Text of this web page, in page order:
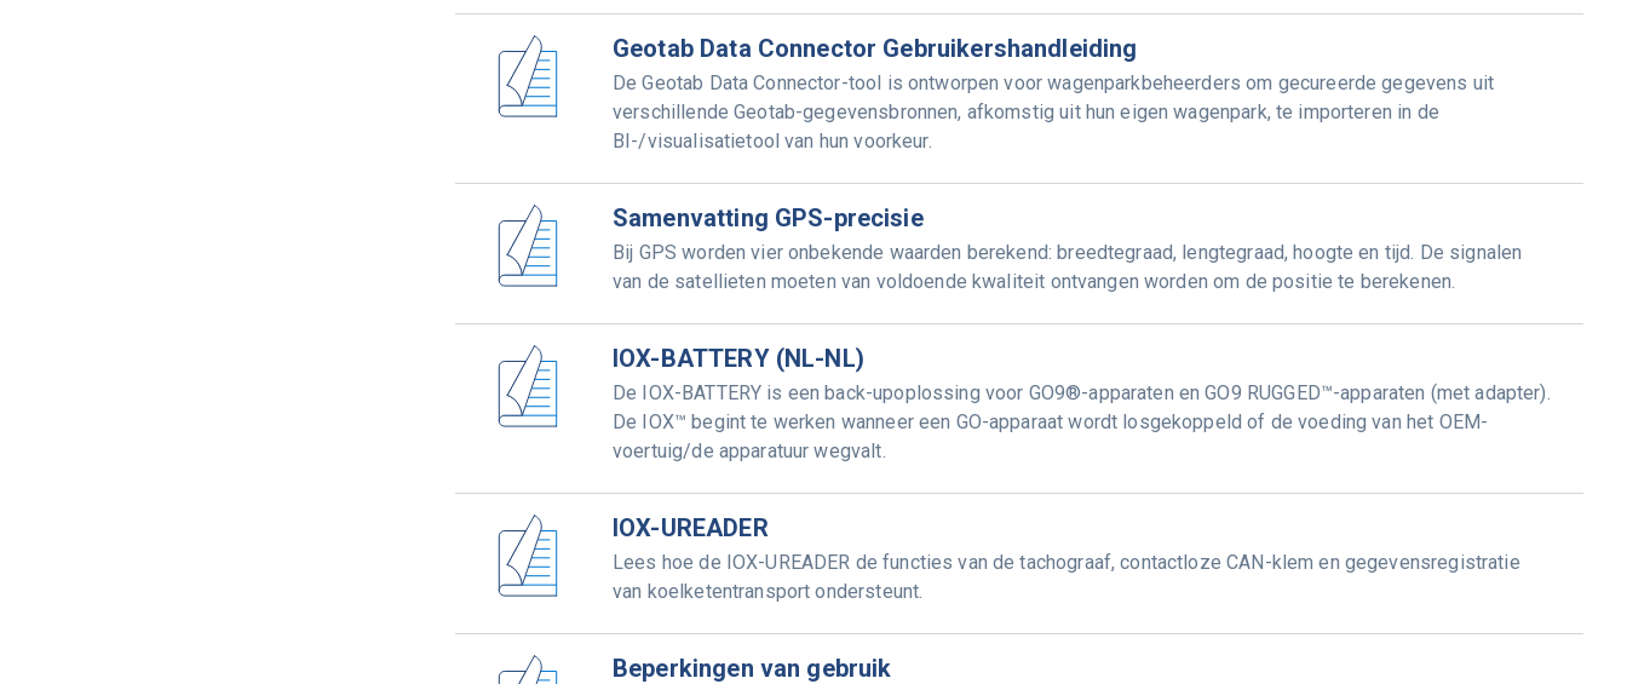
Geotab Data Connector Gebruikershandleiding
De Geotab Data Connector-tool is ontworpen voor wagenparkbeheerders om gecureerde gegevens uit
verschillende Geotab-gegevensbronnen, afkomstig uit hun eigen wagenpark, te importeren in de
BI-/visualisatietool van hun voorkeur.
Samenvatting GPS-precisie
Bij GPS worden vier onbekende waarden berekend: breedtegraad, lengtegraad, hoogte en tijd. De signalen
van de satellieten moeten van voldoende kwaliteit ontvangen worden om de positie te berekenen.
IOX-BATTERY (NL-NL)
De IOX-BATTERY is een back-upoplossing voor GO9®-apparaten en GO9 RUGGED™-apparaten (met adapter).
De IOX™ begint te werken wanneer een GO-apparaat wordt losgekoppeld of de voeding van het OEM-
voertuig/de apparatuur wegvalt.
IOX-UREADER
Lees hoe de IOX-UREADER de functies van de tachograaf, contactloze CAN-klem en gegevensregistratie
van koelketentransport ondersteunt.
Beperkingen van gebruik